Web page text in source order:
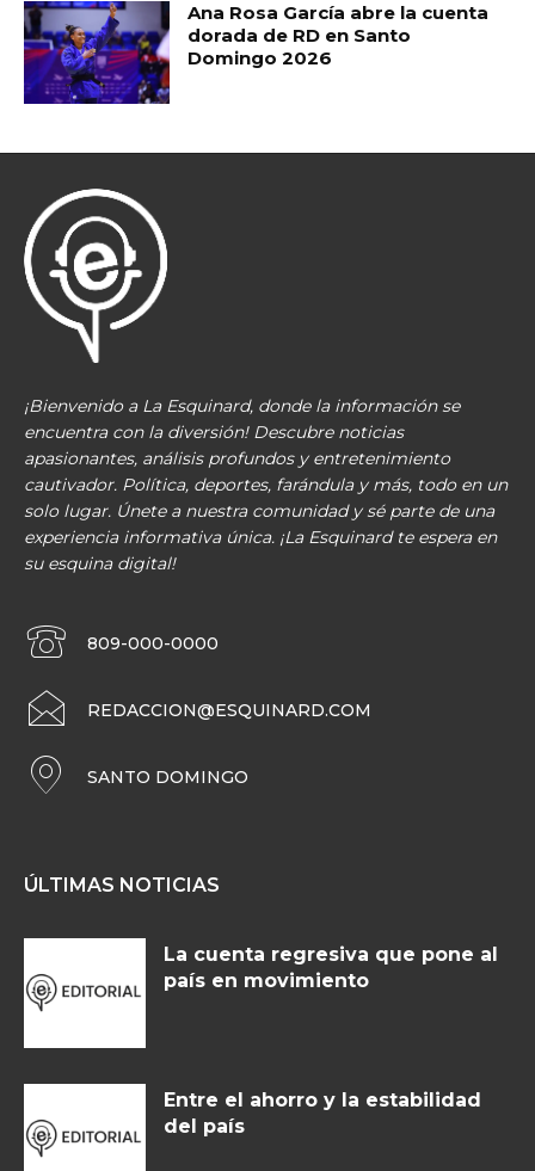
Ana Rosa García abre la cuenta
dorada de RD en Santo
Domingo 2026
¡Bienvenido a La Esquinard, donde la información se
encuentra con la diversión! Descubre noticias
apasionantes, análisis profundos y entretenimiento
cautivador. Política, deportes, farándula y más, todo en un
solo lugar. Únete a nuestra comunidad y sé parte de una
experiencia informativa única. ¡La Esquinard te espera en
su esquina digital!
809-000-0000
REDACCION@ESQUINARD.COM
SANTO DOMINGO
ÚLTIMAS NOTICIAS
La cuenta regresiva que pone al
país en movimiento
Entre el ahorro y la estabilidad
del país